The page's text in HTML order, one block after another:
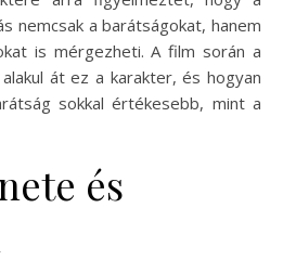
nemcsak a barátságokat, hanem
is mérgezheti. A film során a
át ez a karakter, és hogyan
sokkal értékesebb, mint a
és